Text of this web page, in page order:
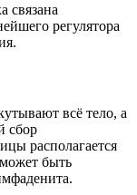
связана
регулятора
всё тело, а
сбор
располагается
быть